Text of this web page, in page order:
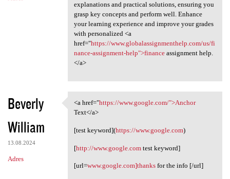
explanations and practical solutions, ensuring you
grasp key concepts and perform well. Enhance
your learning experience and improve your grades
with personalized <a
href="https://www.globalassignmenthelp.com/us/fi
nance-assignment-help">financeassignment help.
</a>
Beverly
William
13.08.2024
Adres
<a href="https://www.google
<a href="https://www.google.com/">Anchor
Text</a>
[test keyword](https://www.google.com)
[http://www.google.comtest keyword]
[url=www.google.com]thanksfor the info [/url]